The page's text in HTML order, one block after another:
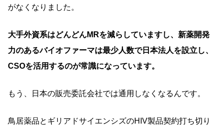
がなくなりました。
大手外資系はどんどんMRを減らしていますし、新薬開発
力のあるバイオファーマは最少人数で日本法人を設立し、
CSOを活用するのが常識になっています。
もう、日本の販売委託会社では通用しなくなるんです。
鳥居薬品とギリアドサイエンシズのHIV製品契約打ち切り